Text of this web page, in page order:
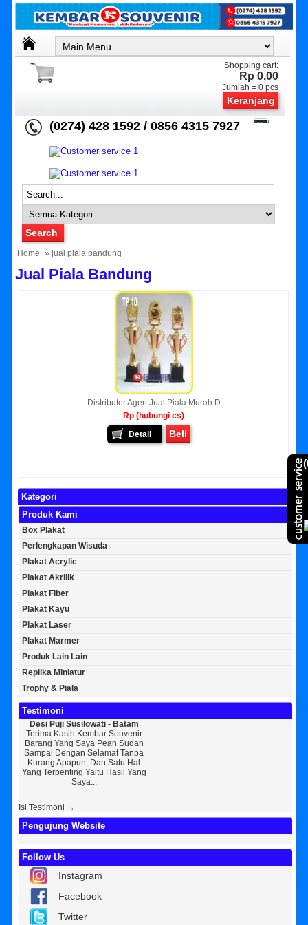
Shopping cart:
Rp 0,00
Jumlah =0 pcs
Keranjang
(0274) 428 1592 / 0856 4315 7927
Home » jual piala bandung
Jual Piala Bandung
Distributor Agen Jual Piala Murah D
Rp (hubungi cs)
Detail
Beli
Kategori
Produk Kami
Box Plakat
Perlengkapan Wisuda
Plakat Acrylic
Plakat Akrilik
Plakat Fiber
Plakat Kayu
Plakat Laser
Plakat Marmer
Produk Lain Lain
Replika Miniatur
Trophy & Piala
Testimoni
Desi Puji Susilowati - Batam
Terima Kasih Kembar Souvenir
Barang Yang Saya Pean Sudah
Sampai Dengan Selamat Tanpa
Kurang Apapun, Dan Satu Hal
Yang Terpenting Yaitu Hasil Yang
Saya...
Isi Testimoni →
Pengujung Website
Follow Us
Instagram
Facebook
Twitter